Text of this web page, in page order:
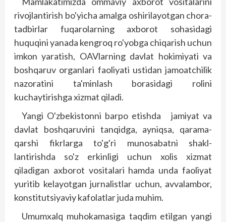
rivojlantirish bo'yicha amalga oshirilayotgan chora-
tadbirlar fuqarolarning axborot sohasidagi
huquqini yanada kengroq ro'yobga chiqarish uchun
imkon yaratish, OAVlarning davlat hokimiyati va
boshqaruv organlari fao­liyati ustidan jamoatchilik
nazoratini ta'minlash borasidagi rolini
kuchaytirishga xizmat qiladi.
Yangi O'zbekistonni barpo etishda jamiyat va
davlat boshqaruvini tanqidga, ayniqsa, qarama-
qarshi fikrlarga to'g'ri munosabatni shakl­
lantirishda so'z erkinligi uchun xolis xizmat
qiladigan axborot vositalari hamda unda faoliyat
yuritib kelayotgan jurnalistlar uchun, avvalambor,
konstitutsiyaviy kafolatlar juda muhim.
Umumxalq muhokamasiga taqdim etilgan yangi